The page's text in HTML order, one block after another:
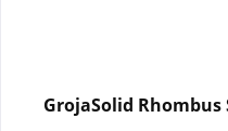
GrojaSolid Rhombus